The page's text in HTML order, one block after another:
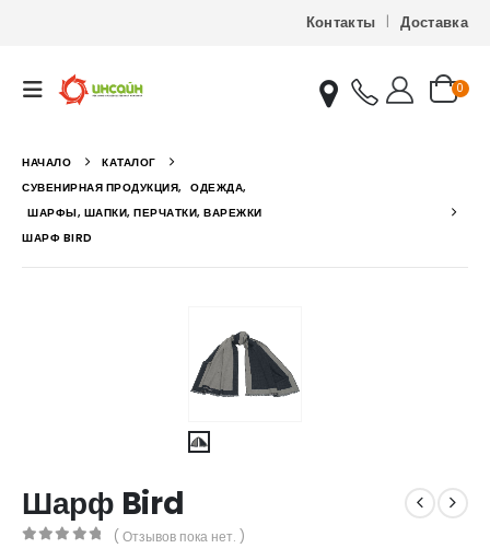
Контакты Доставка
0
НАЧАЛО
КАТАЛОГ
СУВЕНИРНАЯ ПРОДУКЦИЯ, ОДЕЖДА,
ШАРФЫ, ШАПКИ, ПЕРЧАТКИ, ВАРЕЖКИ
ШАРФ BIRD
Шарф Bird
( Отзывов пока нет. )